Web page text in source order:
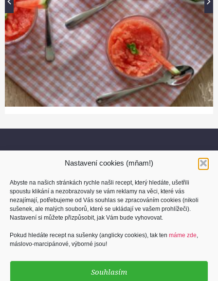
Nastavení cookies (mňam!)
Abyste na našich stránkách rychle našli recept, který hledáte, ušetřili
spoustu klikání a nezobrazovaly se vám reklamy na věci, které vás
nezajímají, potřebujeme od Vás souhlas se zpracováním cookies (nikoli
sušenek, ale malých souborů, které se ukládají ve vašem prohlížeči).
Nastavení si můžete přizpůsobit, jak Vám bude vyhovovat.
Pokud hledáte recept na sušenky (anglicky cookies), tak ten máme zde,
máslovo-marcipánové, výborné jsou!
Souhlasím
O nás
Kontakt
Cookies (sušenky)